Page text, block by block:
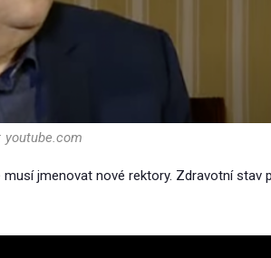
jmenovat nové rektory. Zdravotní stav